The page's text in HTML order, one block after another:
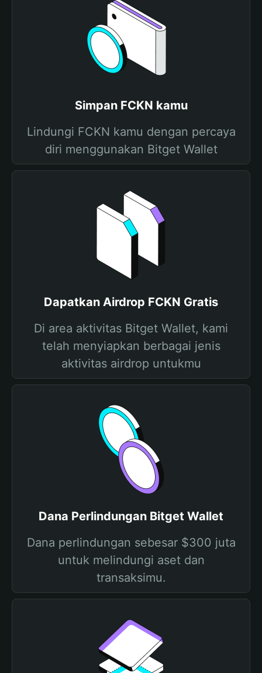
Simpan FCKN kamu
Lindungi FCKN kamu dengan percaya
diri menggunakan Bitget Wallet
Dapatkan Airdrop FCKN Gratis
Di area aktivitas Bitget Wallet, kami
telah menyiapkan berbagai jenis
aktivitas airdrop untukmu
Dana Perlindungan Bitget Wallet
Dana perlindungan sebesar $300 juta
untuk melindungi aset dan
transaksimu.